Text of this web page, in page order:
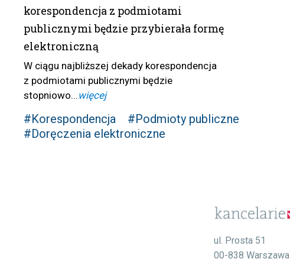
korespondencja z podmiotami
publicznymi będzie przybierała formę
elektroniczną
W ciągu najbliższej dekady korespondencja
z podmiotami publicznymi będzie
stopniowo...więcej
#Korespondencja
#Podmioty publiczne
#Doręczenia elektroniczne
ul. Prosta 51
00-838 Warszawa